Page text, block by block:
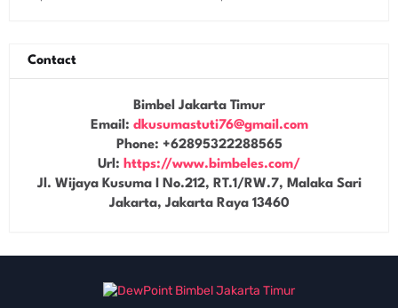
Contact
Bimbel Jakarta Timur
Email: dkusumastuti76@gmail.com
Phone: +62895322288565
Url: https://www.bimbeles.com/
Jl. Wijaya Kusuma I No.212, RT.1/RW.7, Malaka Sari
Jakarta, Jakarta Raya 13460